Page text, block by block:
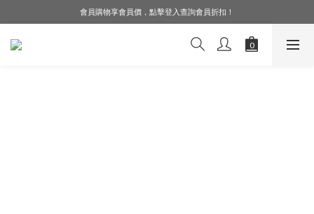
LINE好友募集中，加入就送購物金$50！
會員購物享會員價，點擊登入查詢會員折扣！
LINE好友募集中，加入就送購物金$50！